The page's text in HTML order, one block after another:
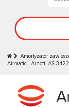
Amortyzator
Airmatic - Arnott, AS-